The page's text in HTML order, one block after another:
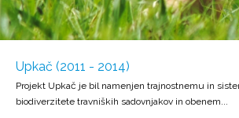
Upkač (2011 - 2014)
Projekt Upkač je bil namenjen trajnostnemu in
biodiverzitete travniških sadovnjakov in obenem...